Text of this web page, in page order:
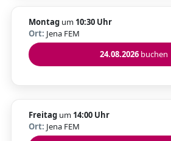
Montag um 10:30 Uhr
Ort: Jena FEM
24.08.2026buchen
Freitag um 14:00 Uhr
Ort: Jena FEM